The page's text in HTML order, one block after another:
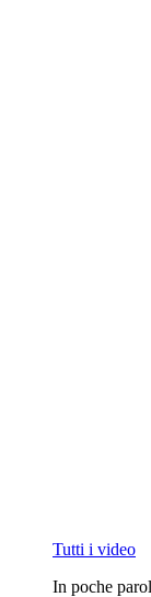
Tutti i video
In poche